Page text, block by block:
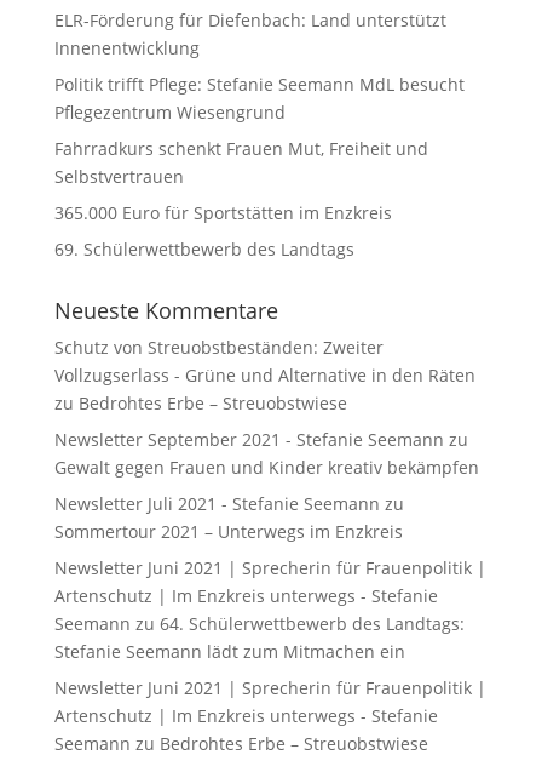
ELR-Förderung für Diefenbach: Land unterstützt
Innenentwicklung
Politik trifft Pflege: Stefanie Seemann MdL besucht
Pflegezentrum Wiesengrund
Fahrradkurs schenkt Frauen Mut, Freiheit und
Selbstvertrauen
365.000 Euro für Sportstätten im Enzkreis
69. Schülerwettbewerb des Landtags
Neueste Kommentare
Schutz von Streuobstbeständen: Zweiter
Vollzugserlass - Grüne und Alternative in den Räten
zu Bedrohtes Erbe – Streuobstwiese
Newsletter September 2021 - Stefanie Seemann zu
Gewalt gegen Frauen und Kinder kreativ bekämpfen
Newsletter Juli 2021 - Stefanie Seemann zu
Sommertour 2021 – Unterwegs im Enzkreis
Newsletter Juni 2021 | Sprecherin für Frauenpolitik |
Artenschutz | Im Enzkreis unterwegs - Stefanie
Seemann zu 64. Schülerwettbewerb des Landtags:
Stefanie Seemann lädt zum Mitmachen ein
Newsletter Juni 2021 | Sprecherin für Frauenpolitik |
Artenschutz | Im Enzkreis unterwegs - Stefanie
Seemann zu Bedrohtes Erbe – Streuobstwiese